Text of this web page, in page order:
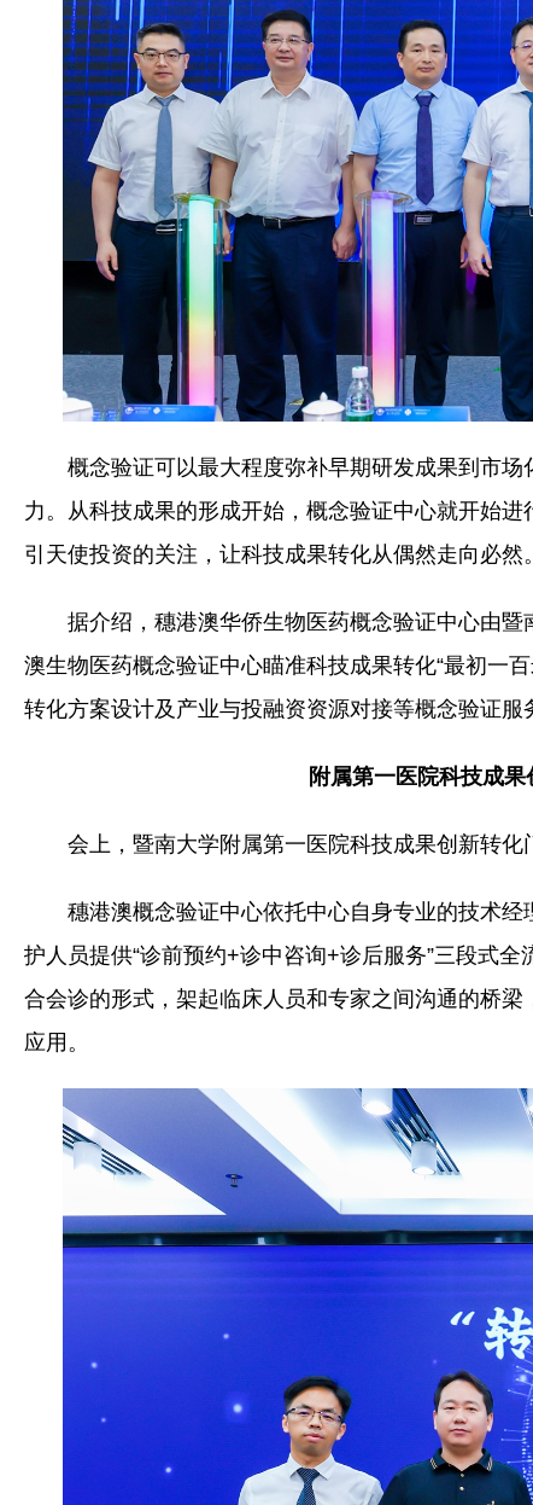
概念验证可以最大程度弥补早期研发成果到市
力。从科技成果的形成开始，概念验证中心就开始
引天使投资的关注，让科技成果转化从偶然走向必然。
据介绍，穗港澳华侨生物医药概念验证中心由
澳生物医药概念验证中心瞄准科技成果转化“最初一
转化方案设计及产业与投融资资源对接等概念验证
附属第一医院科技成
会上，暨南大学附属第一医院科技成果创新转化
穗港澳概念验证中心依托中心自身专业的技术
护人员提供“诊前预约+诊中咨询+诊后服务”三段式
合会诊的形式，架起临床人员和专家之间沟通的桥
应用。